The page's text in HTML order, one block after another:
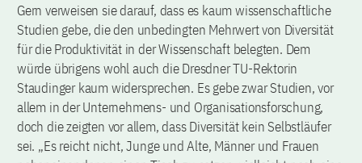
Gern verweisen sie darauf, dass es kaum wissenschaftliche
Studien gebe, die den unbedingten Mehrwert von Diversität
für die Produktivität in der Wissenschaft belegten. Dem
würde übrigens wohl auch die Dresdner TU-Rektorin
Staudinger kaum widersprechen. Es gebe zwar Studien, vor
allem in der Unternehmens- und Organisationsforschung,
doch die zeigten vor allem, dass Diversität kein Selbstläufer
sei. „Es reicht nicht, Junge und Alte, Männer und Frauen